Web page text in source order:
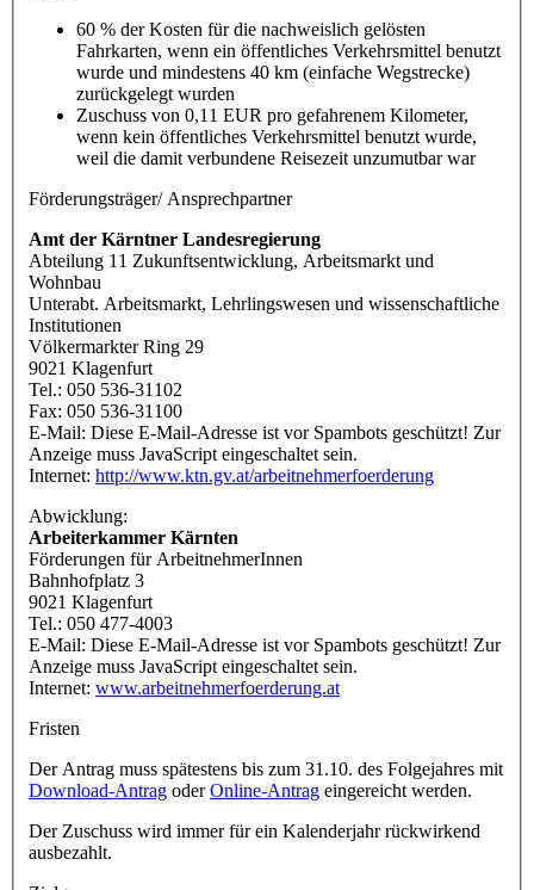
60 % der Kosten für die nachweislich gelösten
Fahrkarten, wenn ein öffentliches Verkehrsmittel benutzt
wurde und mindestens 40 km (einfache Wegstrecke)
zurückgelegt wurden
Zuschuss von 0,11 EUR pro gefahrenem Kilometer,
wenn kein öffentliches Verkehrsmittel benutzt wurde,
weil die damit verbundene Reisezeit unzumutbar war
Förderungsträger/ Ansprechpartner
Amt der Kärntner Landesregierung
Abteilung 11 Zukunftsentwicklung, Arbeitsmarkt und
Wohnbau
Unterabt. Arbeitsmarkt, Lehrlingswesen und wissenschaftliche
Institutionen
Völkermarkter Ring 29
9021 Klagenfurt
Tel.: 050 536-31102
Fax: 050 536-31100
E-Mail: Diese E-Mail-Adresse ist vor Spambots geschützt! Zur
Anzeige muss JavaScript eingeschaltet sein.
Internet: http://www.ktn.gv.at/arbeitnehmerfoerderung
Abwicklung:
Arbeiterkammer Kärnten
Förderungen für ArbeitnehmerInnen
Bahnhofplatz 3
9021 Klagenfurt
Tel.: 050 477-4003
E-Mail: Diese E-Mail-Adresse ist vor Spambots geschützt! Zur
Anzeige muss JavaScript eingeschaltet sein.
Internet: www.arbeitnehmerfoerderung.at
Fristen
Der Antrag muss spätestens bis zum 31.10. des Folgejahres mit
Download-Antrag oderOnline-Antrag eingereicht werden.
Der Zuschuss wird immer für ein Kalenderjahr rückwirkend
ausbezahlt.